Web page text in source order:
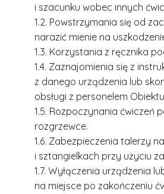
i szacunku wobec innych
1.2. Powstrzymania się od
narazić mienie na
1.3. Korzystania z ręcznika
1.4. Zaznajomienia się z
z danego urządzenia lub
obsługi z personelem
1.5. Rozpoczynania ćwiczeń
rozgrzewce.
1.6. Zabezpieczenia talerzy
i sztangielkach przy użyciu
1.7. Wyłączenia urządzenia
na miejsce po zakończeniu